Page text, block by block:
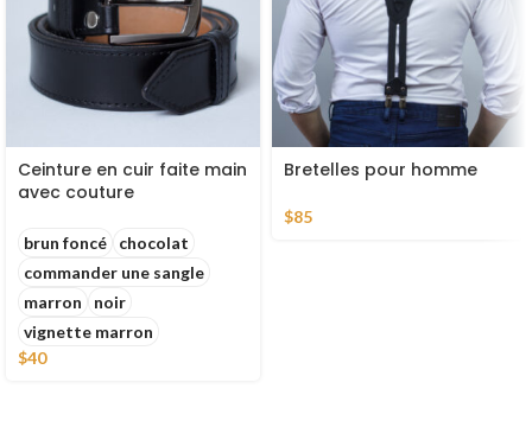
Ceinture en cuir faite main
avec couture
brun foncé
chocolat
commander une sangle
marron
noir
vignette marron
$40
Bretelles pour homme
$85